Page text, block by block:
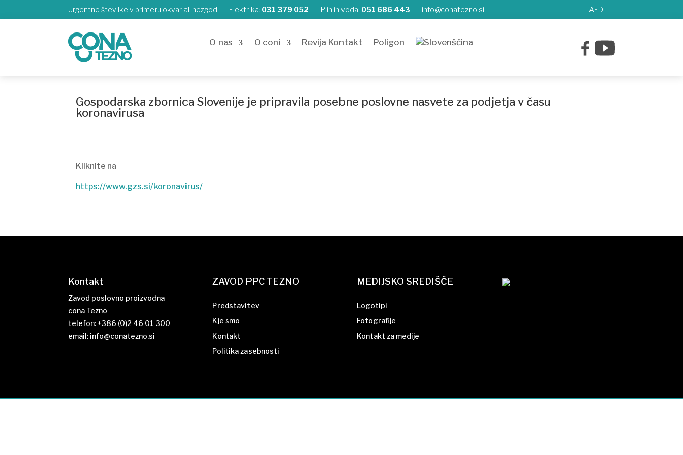
Urgentne številke v primeru okvar ali nezgod Elektrika: 031 379 052 Plin in voda: 051 686 443 info@conatezno.si AED
O nas O coni Revija Kontakt Poligon
Gospodarska zbornica Slovenije je pripravila posebne poslovne nasvete za podjetja v času
koronavirusa
Kliknite na
https://www.gzs.si/koronavirus/
Kontakt
Zavod poslovno proizvodna
cona Tezno
telefon: +386 (0)2 46 01 300
email: info@conatezno.si
ZAVOD PPC TEZNO
Predstavitev
Kje smo
Kontakt
Politika zasebnosti
MEDIJSKO SREDIŠČE
Logotipi
Fotografije
Kontakt za medije